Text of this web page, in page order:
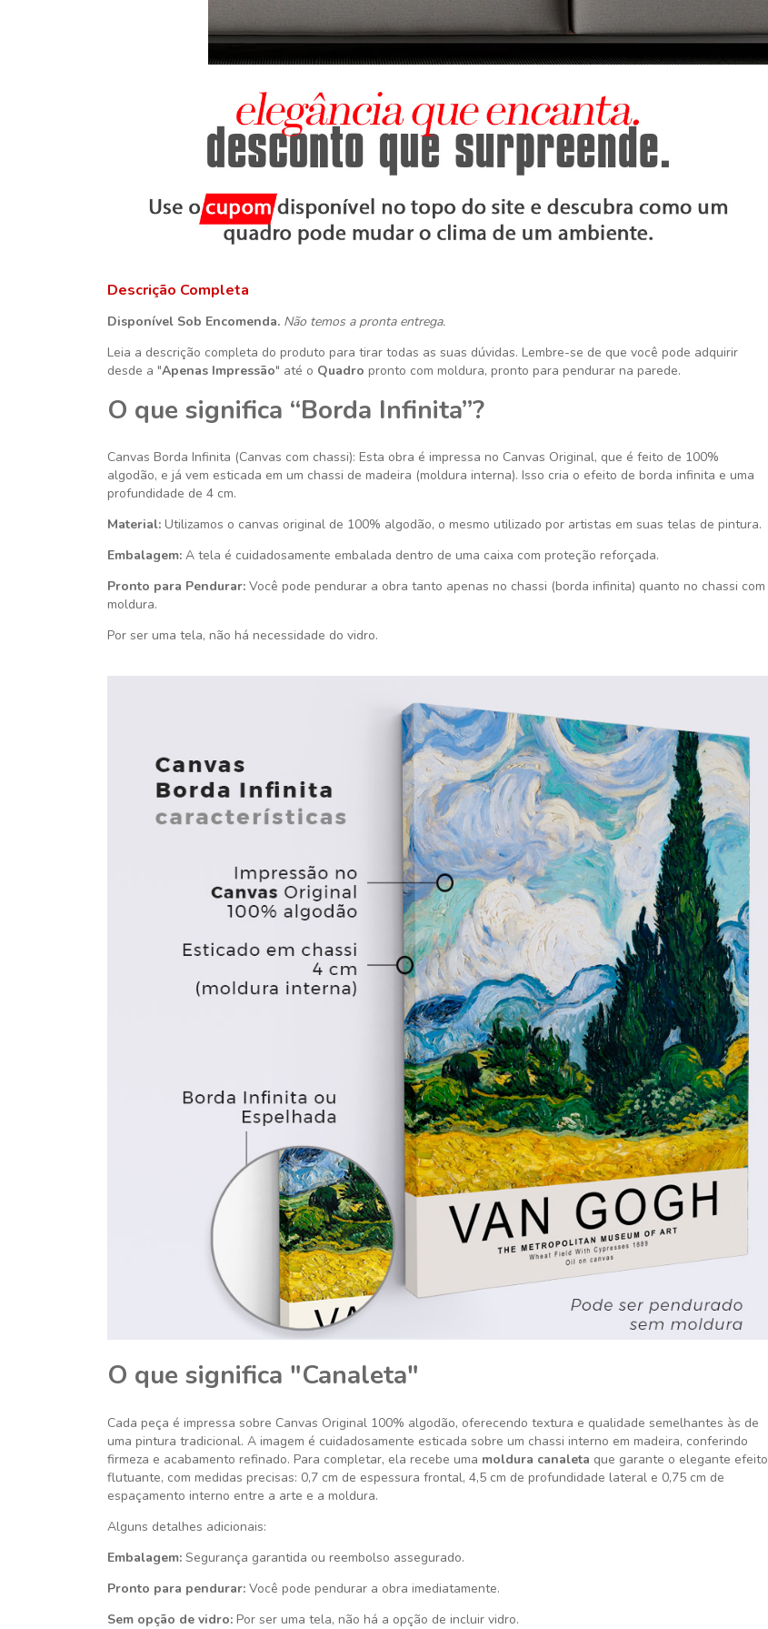
Descrição Completa
Disponível Sob Encomenda. Não temos a pronta entrega.
Leia a descrição completa do produto para tirar todas as suas dúvidas. Lembre-se de que você pode adquirir
desde a "Apenas Impressão" até o Quadro pronto com moldura, pronto para pendurar na parede.
O que significa “Borda Infinita”?
Canvas Borda Infinita (Canvas com chassi): Esta obra é impressa no Canvas Original, que é feito de 100%
algodão, e já vem esticada em um chassi de madeira (moldura interna). Isso cria o efeito de borda infinita e uma
profundidade de 4 cm.
Material: Utilizamos o canvas original de 100% algodão, o mesmo utilizado por artistas em suas telas de pintura.
Embalagem: A tela é cuidadosamente embalada dentro de uma caixa com proteção reforçada.
Pronto para Pendurar: Você pode pendurar a obra tanto apenas no chassi (borda infinita) quanto no chassi com
moldura.
Por ser uma tela, não há necessidade do vidro.
O que significa "Canaleta"
Cada peça é impressa sobre Canvas Original 100% algodão, oferecendo textura e qualidade semelhantes às de
uma pintura tradicional. A imagem é cuidadosamente esticada sobre um chassi interno em madeira, conferindo
firmeza e acabamento refinado. Para completar, ela recebe uma moldura canaleta que garante o elegante efeito
flutuante, com medidas precisas: 0,7 cm de espessura frontal, 4,5 cm de profundidade lateral e 0,75 cm de
espaçamento interno entre a arte e a moldura.
Alguns detalhes adicionais:
Embalagem: Segurança garantida ou reembolso assegurado.
Pronto para pendurar: Você pode pendurar a obra imediatamente.
Sem opção de vidro: Por ser uma tela, não há a opção de incluir vidro.